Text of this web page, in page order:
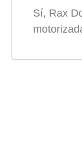
Sí, Rax